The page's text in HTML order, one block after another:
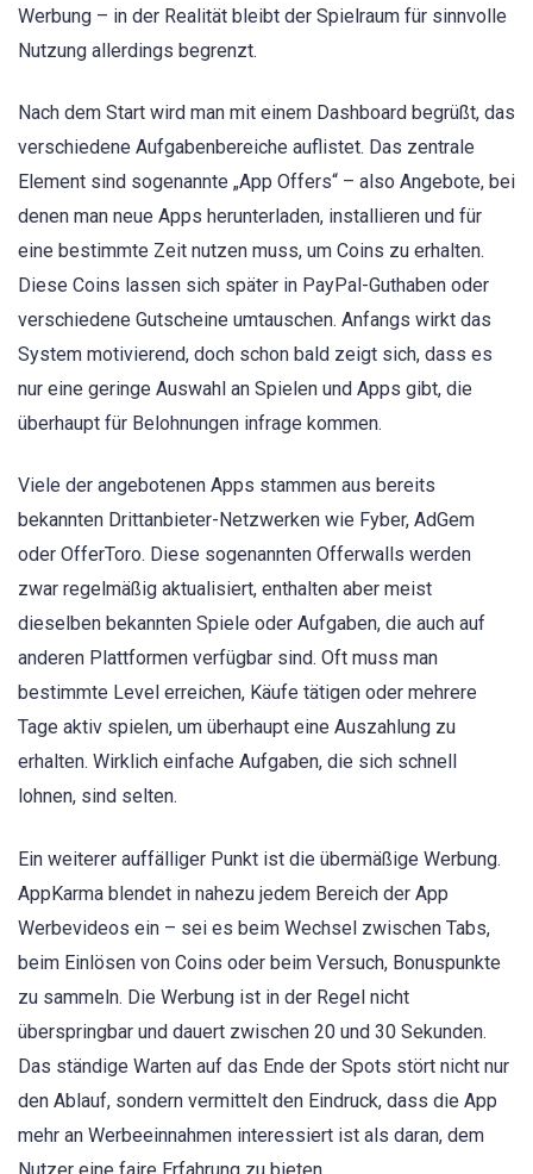
Werbung – in der Realität bleibt der Spielraum für sinnvolle
Nutzung allerdings begrenzt.
Nach dem Start wird man mit einem Dashboard begrüßt, das
verschiedene Aufgabenbereiche auflistet. Das zentrale
Element sind sogenannte „App Offers“ – also Angebote, bei
denen man neue Apps herunterladen, installieren und für
eine bestimmte Zeit nutzen muss, um Coins zu erhalten.
Diese Coins lassen sich später in PayPal-Guthaben oder
verschiedene Gutscheine umtauschen. Anfangs wirkt das
System motivierend, doch schon bald zeigt sich, dass es
nur eine geringe Auswahl an Spielen und Apps gibt, die
überhaupt für Belohnungen infrage kommen.
Viele der angebotenen Apps stammen aus bereits
bekannten Drittanbieter-Netzwerken wie Fyber, AdGem
oder OfferToro. Diese sogenannten Offerwalls werden
zwar regelmäßig aktualisiert, enthalten aber meist
dieselben bekannten Spiele oder Aufgaben, die auch auf
anderen Plattformen verfügbar sind. Oft muss man
bestimmte Level erreichen, Käufe tätigen oder mehrere
Tage aktiv spielen, um überhaupt eine Auszahlung zu
erhalten. Wirklich einfache Aufgaben, die sich schnell
lohnen, sind selten.
Ein weiterer auffälliger Punkt ist die übermäßige Werbung.
AppKarma blendet in nahezu jedem Bereich der App
Werbevideos ein – sei es beim Wechsel zwischen Tabs,
beim Einlösen von Coins oder beim Versuch, Bonuspunkte
zu sammeln. Die Werbung ist in der Regel nicht
überspringbar und dauert zwischen 20 und 30 Sekunden.
Das ständige Warten auf das Ende der Spots stört nicht nur
den Ablauf, sondern vermittelt den Eindruck, dass die App
mehr an Werbeeinnahmen interessiert ist als daran, dem
Nutzer eine faire Erfahrung zu bieten.